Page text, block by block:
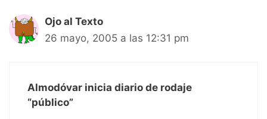
Ojo al Texto
26 mayo, 2005 a las 12:31 pm
Almodóvar inicia diario de rodaje
“público”